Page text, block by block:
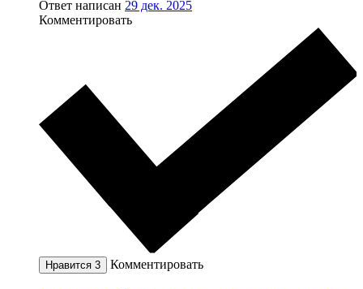
Ответ написан 29 дек. 2025
Комментировать
Нравится 3 Комментировать